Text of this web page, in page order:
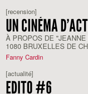
[recension]
UN CINÉMA
À PROPOS DE
1080 BRUXELLES DE
TROUBLÉ DU
Fanny Cardin
[actualité]
EDITO #6